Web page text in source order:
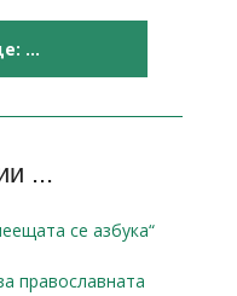
...
...
се азбука“
православната